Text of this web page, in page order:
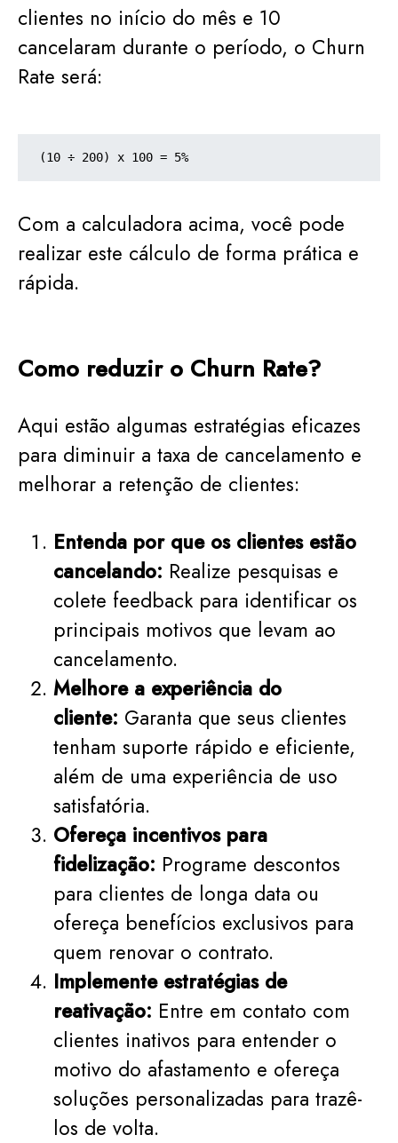
clientes no início do mês e 10
cancelaram durante o período, o Churn
Rate será:
(10 ÷ 200) x 100 = 5%
Com a calculadora acima, você pode
realizar este cálculo de forma prática e
rápida.
Como reduzir o Churn Rate?
Aqui estão algumas estratégias eficazes
para diminuir a taxa de cancelamento e
melhorar a retenção de clientes:
Entenda por que os clientes estão
cancelando: Realize pesquisas e
colete feedback para identificar os
principais motivos que levam ao
cancelamento.
Melhore a experiência do
cliente: Garanta que seus clientes
tenham suporte rápido e eficiente,
além de uma experiência de uso
satisfatória.
Ofereça incentivos para
fidelização: Programe descontos
para clientes de longa data ou
ofereça benefícios exclusivos para
quem renovar o contrato.
Implemente estratégias de
reativação: Entre em contato com
clientes inativos para entender o
motivo do afastamento e ofereça
soluções personalizadas para trazê-
los de volta.